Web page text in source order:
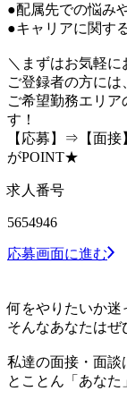
●配属先での悩み
●キャリアに関す
＼まずはお気軽に
ご登録者の方には
ご希望勤務エリア
す！
【応募】⇒【面
がPOINT★
求人番号
5654946
応募画面に進む
何をやりたいか
そんなあなたはぜ
私達の面接・面談
とことん「あなた